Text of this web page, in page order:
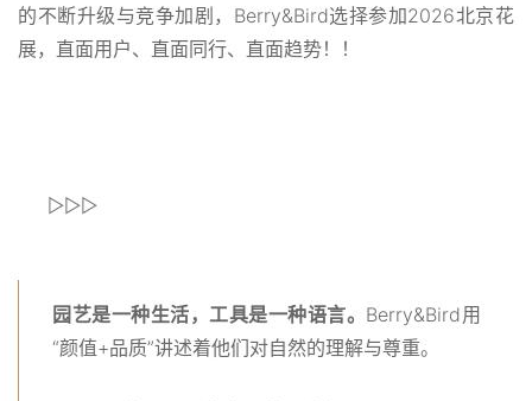
的不断升级与竞争加剧，Berry&Bird选择参加2026北京花
展，直面用户、直面同行、直面趋势！！
▻▻▻
园艺是一种生活，工具是一种语言。 Berry&Bird用
“颜值+品质”讲述着他们对自然的理解与尊重。